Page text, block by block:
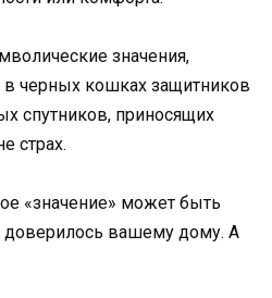
значения,
в черных кошках защитников
спутников, приносящих
страх.
«значение» может быть
вашему дому. А